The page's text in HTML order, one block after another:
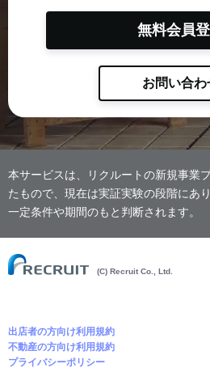
無料会員
お問い合わ
本サービスは、リクルートの新規事業
たもので、現在は実証実験の段階にあ
一定条件や期間のもと判断されます。
(C) Recruit Co., Ltd.
出店者の方向け利用規約
不動産の方向け利用規約
プライバシーポリシー